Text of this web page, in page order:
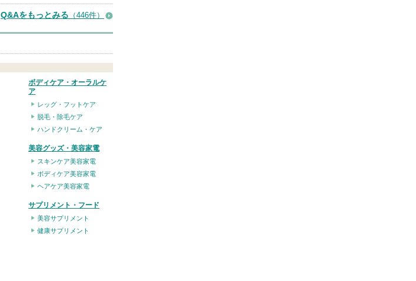
Q&Aをもっとみる （446件）
ボディケア・オーラルケ
ア
レッグ・フットケア
脱毛・除毛ケア
ハンドクリーム・ケア
美容グッズ・美容家電
スキンケア美容家電
ボディケア美容家電
ヘアケア美容家電
サプリメント・フード
美容サプリメント
健康サプリメント